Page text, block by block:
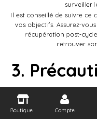
surveiller
Il est conseillé de suivre ce
vos objectifs. Assurez-
récupération post-
retrouver
3.
Boutique Compte